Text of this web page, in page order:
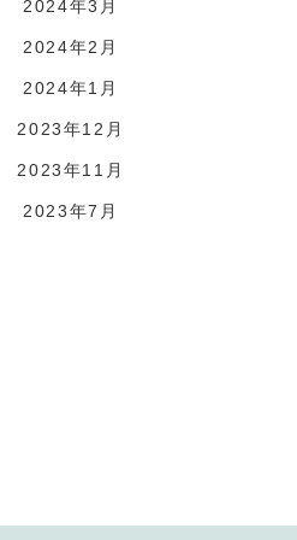
2024年3月
2024年2月
2024年1月
2023年12月
2023年11月
2023年7月